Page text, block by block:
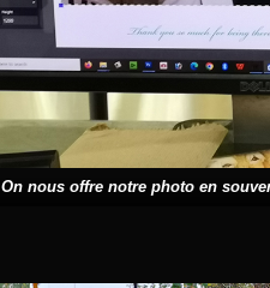
On nous offre notre photo en